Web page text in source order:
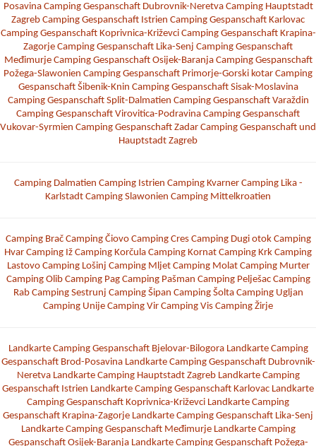
Posavina Camping Gespanschaft Dubrovnik-Neretva Camping Hauptstadt
Zagreb Camping Gespanschaft Istrien Camping Gespanschaft Karlovac
Camping Gespanschaft Koprivnica-Križevci Camping Gespanschaft Krapina-
Zagorje Camping Gespanschaft Lika-Senj Camping Gespanschaft
Međimurje Camping Gespanschaft Osijek-Baranja Camping Gespanschaft
Požega-Slawonien Camping Gespanschaft Primorje-Gorski kotar Camping
Gespanschaft Šibenik-Knin Camping Gespanschaft Sisak-Moslavina
Camping Gespanschaft Split-Dalmatien Camping Gespanschaft Varaždin
Camping Gespanschaft Virovitica-Podravina Camping Gespanschaft
Vukovar-Syrmien Camping Gespanschaft Zadar Camping Gespanschaft und
Hauptstadt Zagreb
Camping Dalmatien Camping Istrien Camping Kvarner Camping Lika -
Karlstadt Camping Slawonien Camping Mittelkroatien
Camping Brač Camping Čiovo Camping Cres Camping Dugi otok Camping
Hvar Camping Iž Camping Korčula Camping Kornat Camping Krk Camping
Lastovo Camping Lošinj Camping Mljet Camping Molat Camping Murter
Camping Olib Camping Pag Camping Pašman Camping Pelješac Camping
Rab Camping Sestrunj Camping Šipan Camping Šolta Camping Ugljan
Camping Unije Camping Vir Camping Vis Camping Žirje
Landkarte Camping Gespanschaft Bjelovar-Bilogora Landkarte Camping
Gespanschaft Brod-Posavina Landkarte Camping Gespanschaft Dubrovnik-
Neretva Landkarte Camping Hauptstadt Zagreb Landkarte Camping
Gespanschaft Istrien Landkarte Camping Gespanschaft Karlovac Landkarte
Camping Gespanschaft Koprivnica-Križevci Landkarte Camping
Gespanschaft Krapina-Zagorje Landkarte Camping Gespanschaft Lika-Senj
Landkarte Camping Gespanschaft Međimurje Landkarte Camping
Gespanschaft Osijek-Baranja Landkarte Camping Gespanschaft Požega-